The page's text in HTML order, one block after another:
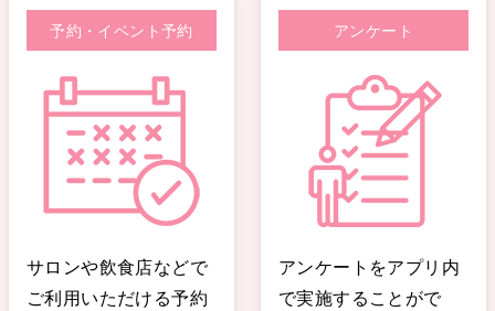
予約・イベント予約
サロンや飲食店などで
ご利用いただける予約
アンケート
アンケートをアプリ内
で実施することがで